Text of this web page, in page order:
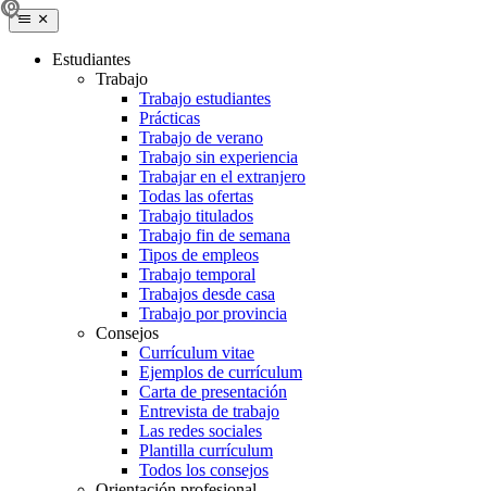
Estudiantes
Trabajo
Trabajo estudiantes
Prácticas
Trabajo de verano
Trabajo sin experiencia
Trabajar en el extranjero
Todas las ofertas
Trabajo titulados
Trabajo fin de semana
Tipos de empleos
Trabajo temporal
Trabajos desde casa
Trabajo por provincia
Consejos
Currículum vitae
Ejemplos de currículum
Carta de presentación
Entrevista de trabajo
Las redes sociales
Plantilla currículum
Todos los consejos